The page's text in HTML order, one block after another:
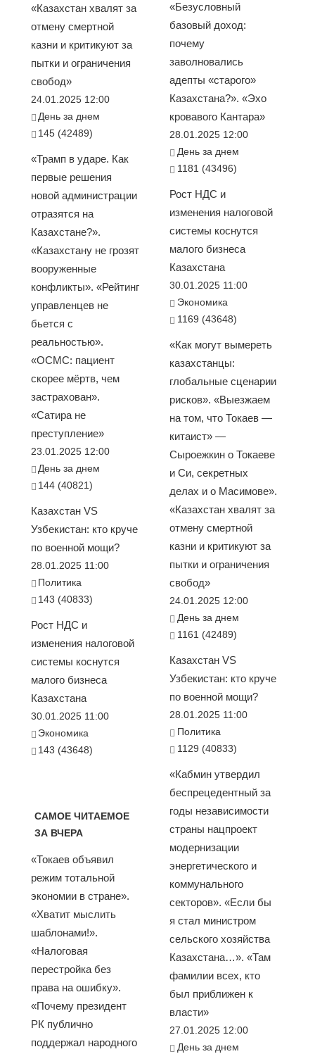
«Казахстан хвалят за
отмену смертной
казни и критикуют за
пытки и ограничения
свобод»
24.01.2025 12:00
День за днем
145 (42489)
«Трамп в ударе. Как
первые решения
новой администрации
отразятся на
Казахстане?».
«Казахстану не грозят
вооруженные
конфликты». «Рейтинг
управленцев не
бьется с
реальностью».
«ОСМС: пациент
скорее мёртв, чем
застрахован».
«Сатира не
преступление»
23.01.2025 12:00
День за днем
144 (40821)
Казахстан VS
Узбекистан: кто круче
по военной мощи?
28.01.2025 11:00
Политика
143 (40833)
Рост НДС и
изменения налоговой
системы коснутся
малого бизнеса
Казахстана
30.01.2025 11:00
Экономика
143 (43648)
САМОЕ ЧИТАЕМОЕ
ЗА ВЧЕРА
«Токаев объявил
режим тотальной
экономии в стране».
«Хватит мыслить
шаблонами!».
«Налоговая
перестройка без
права на ошибку».
«Почему президент
РК публично
поддержал народного
«Безусловный
базовый доход:
почему
заволновались
адепты «старого»
Казахстана?». «Эхо
кровавого Кантара»
28.01.2025 12:00
День за днем
1181 (43496)
Рост НДС и
изменения налоговой
системы коснутся
малого бизнеса
Казахстана
30.01.2025 11:00
Экономика
1169 (43648)
«Как могут вымереть
казахстанцы:
глобальные сценарии
рисков». «Выезжаем
на том, что Токаев —
китаист» —
Сыроежкин о Токаеве
и Си, секретных
делах и о Масимове».
«Казахстан хвалят за
отмену смертной
казни и критикуют за
пытки и ограничения
свобод»
24.01.2025 12:00
День за днем
1161 (42489)
Казахстан VS
Узбекистан: кто круче
по военной мощи?
28.01.2025 11:00
Политика
1129 (40833)
«Кабмин утвердил
беспрецедентный за
годы независимости
страны нацпроект
модернизации
энергетического и
коммунального
секторов». «Если бы
я стал министром
сельского хозяйства
Казахстана…». «Там
фамилии всех, кто
был приближен к
власти»
27.01.2025 12:00
День за днем